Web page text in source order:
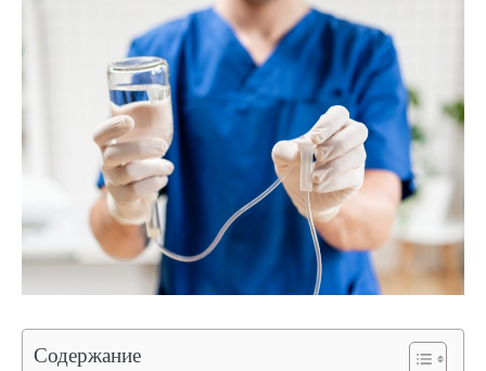
Содержание